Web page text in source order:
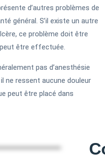
d’autres problèmes de
général. S’il existe un autre
ce problème doit être
peut être effectuée.
pas d’anesthésie
ne ressent aucune douleur
peut être placé dans